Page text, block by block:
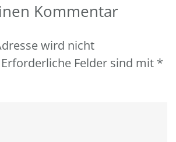
Kommentar
wird nicht
Erforderliche Felder sind mit *